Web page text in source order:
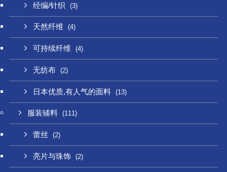
经编/针织 (3)
天然纤维 (4)
可持续纤维 (4)
无纺布 (2)
日本优质,有人气的面料 (13)
服装辅料 (111)
蕾丝 (2)
亮片与珠饰 (2)